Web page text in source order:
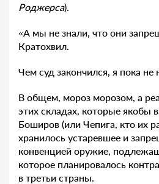
Роджерса).
«А мы не знали, что они
Кратохвил.
Чем суд закончился, я пока не
В общем, мороз морозом, а
этих складах, которые якобы
Боширов (или Чепига, кто их
хранилось устаревшее и
конвенцией оружие,
которое планировалось
в третьи страны.